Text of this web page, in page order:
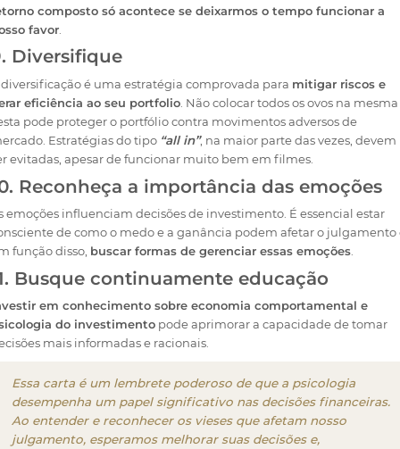
composto só acontece se deixarmos o tempo funcionar a
favor.
Diversifique
diversificação é uma estratégia comprovada para mitigar riscos e
eficiência ao seu portfolio. Não colocar todos os ovos na mesma
pode proteger o portfólio contra movimentos adversos de
Estratégias do tipo “all in”, na maior parte das vezes, devem
evitadas, apesar de funcionar muito bem em filmes.
Reconheça a importância das emoções
emoções influenciam decisões de investimento. É essencial estar
de como o medo e a ganância podem afetar o julgamento
função disso, buscar formas de gerenciar essas emoções.
Busque continuamente educação
em conhecimento sobre economia comportamental e
do investimentopode aprimorar a capacidade de tomar
mais informadas e racionais.
Essa carta é um lembrete poderoso de que a psicologia
desempenha um papel significativo nas decisões financeiras.
Ao entender e reconhecer os vieses que afetam nosso
julgamento, esperamos melhorar suas decisões e,